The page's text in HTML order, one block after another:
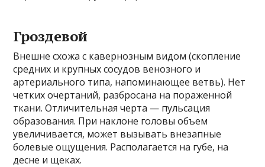
Гроздевой
Внешне схожа с кавернозным видом (скопление
средних и крупных сосудов венозного и
артериального типа, напоминающее ветвь). Нет
четких очертаний, разбросана на пораженной
ткани. Отличительная черта — пульсация
образования. При наклоне головы объем
увеличивается, может вызывать внезапные
болевые ощущения. Располагается на губе, на
десне и щеках.